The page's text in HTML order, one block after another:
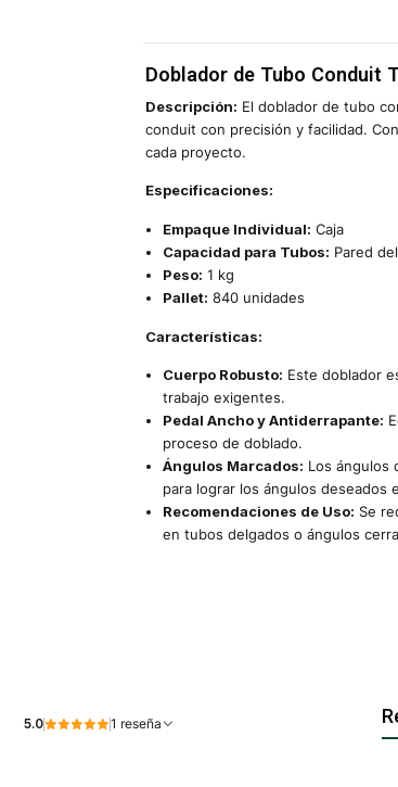
Doblador de Tubo Conduit
Descripción: El doblador de tubo
conduit con precisión y facilidad.
cada proyecto.
Especificaciones:
Empaque Individual: Caja
Capacidad para Tubos: Pared
Peso: 1 kg
Pallet: 840 unidades
Características:
Cuerpo Robusto: Este doblador
trabajo exigentes.
Pedal Ancho y Antiderrapante:
proceso de doblado.
Ángulos Marcados: Los ángulos
para lograr los ángulos deseados
Recomendaciones de Uso: Se
en tubos delgados o ángulos
5.0 1 reseña